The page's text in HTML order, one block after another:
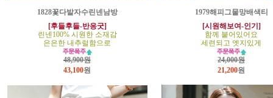
1828꽃다발자수린넨남방
[후들후들-반응굿]
린넨100% 시원한 소재감
은은한 내추럴함으로
48,900원
43,100원
1979해피그물망배색티
[시원해보여-인기]
함께 붙어있어요
세련되고 엣지있게
24,000원
21,200원